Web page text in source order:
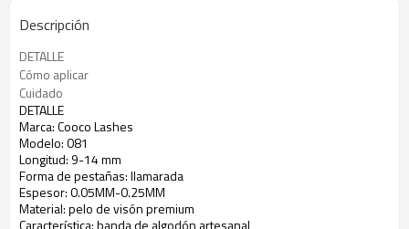
Descripción
DETALLE
Cómo aplicar
Cuidado
DETALLE
Marca: Cooco Lashes
Modelo: 081
Longitud: 9-14 mm
Forma de pestañas: llamarada
Espesor: 0.05MM-0.25MM
Material: pelo de visón premium
Característica: banda de algodón artesanal